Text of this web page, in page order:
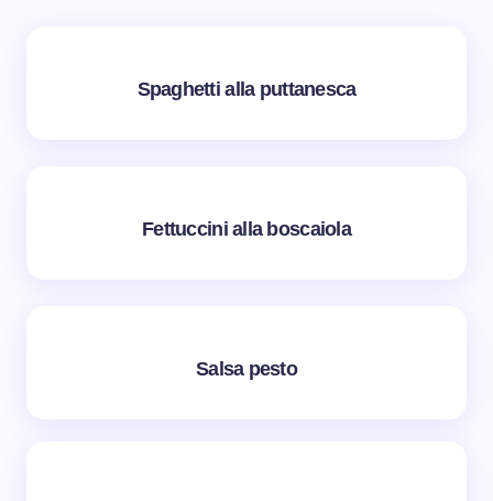
Spaghetti alla puttanesca
Fettuccini alla boscaiola
Salsa pesto